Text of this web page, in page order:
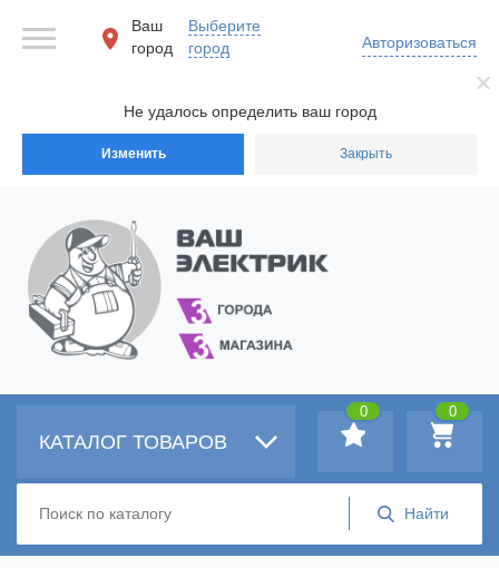
Не удалось определить ваш город
Изменить Закрыть
Ваш
город
Выберите
город
Авторизоваться
КАТАЛОГ ТОВАРОВ
0
0